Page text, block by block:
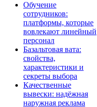
Обучение
сотрудников:
платформы, которые
вовлекают линейный
персонал
Базальтовая вата:
свойства,
характеристики и
секреты выбора
Качественные
вывески: надёжная
наружная реклама